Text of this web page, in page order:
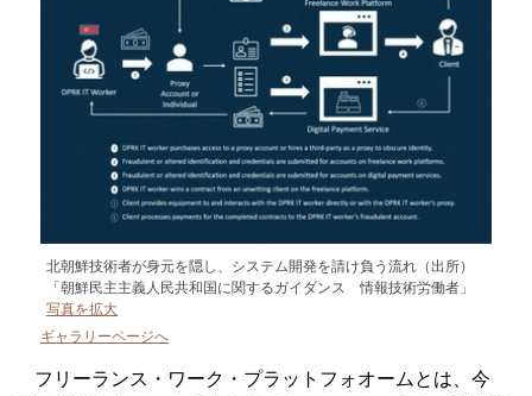
北朝鮮技術者が身元を隠し、システム開発を請け負う流れ（出所）
「朝鮮民主主義人民共和国に関するガイダンス 情報技術労働者」
写真を拡大
ギャラリーページへ
フリーランス・ワーク・プラットフォオームとは、今